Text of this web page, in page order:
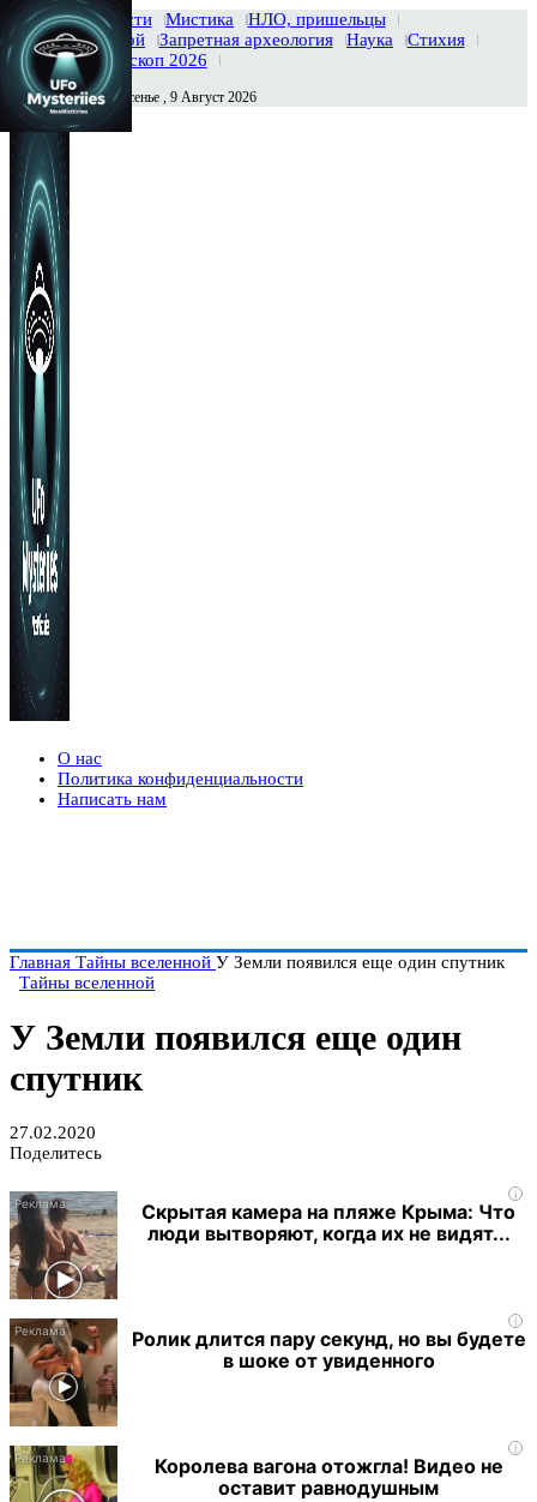
Главная Новости Мистика
НЛО, пришельцы
Тайны вселенной
Запретная археология Наука
Стихия
История
Гороскоп 2026
Сегодня Воскресенье , 9 Август 2026
О нас
Политика конфиденциальности
Написать нам
Главная Тайны вселенной У Земли появился еще один спутник
Тайны вселенной
У Земли появился еще один
спутник
27.02.2020
Поделитесь
i
Скрытая камера на пляже Крыма: Что
люди вытворяют, когда их не видят...
i
Ролик длится пару секунд, но вы будете
в шоке от увиденного
i
Королева вагона отожгла! Видео не
оставит равнодушным